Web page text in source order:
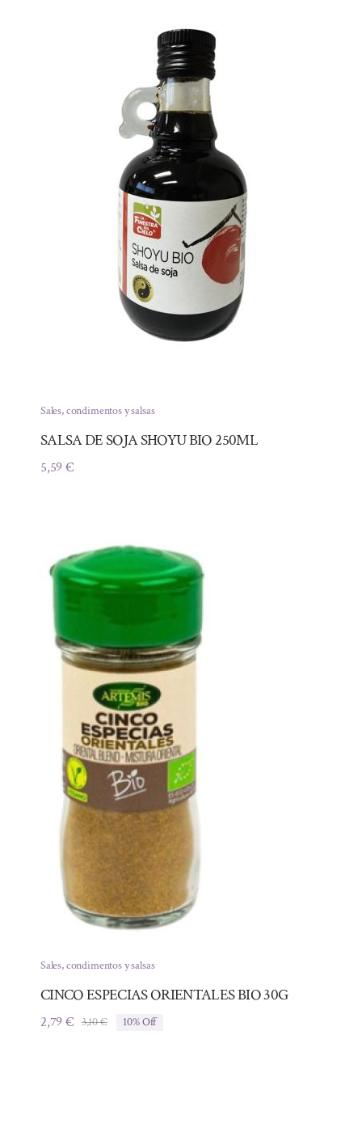
Sales, condimentos y salsas
SALSA DE SOJA SHOYU BIO 250ML
5,59€
Sales, condimentos y salsas
CINCO ESPECIAS ORIENTALES BIO 30G
3,10€El
2,79€
El
10% Off